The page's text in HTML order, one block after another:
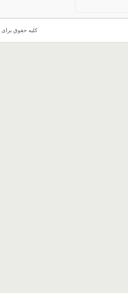
کلیه حقوق برای